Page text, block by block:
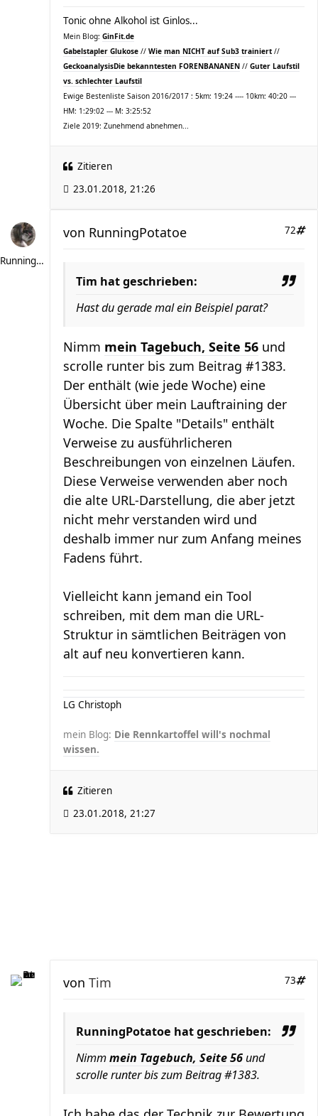
Tonic ohne Alkohol ist Ginlos...
Mein Blog: GinFit.de
Gabelstapler Glukose // Wie man NICHT auf Sub3 trainiert //
GeckoanalysisDie bekanntesten FORENBANANEN // Guter Laufstil
vs. schlechter Laufstil
Ewige Bestenliste Saison 2016/2017 : 5km: 19:24 ---- 10km: 40:20 ---
HM: 1:29:02 --- M: 3:25:52
Ziele 2019: Zunehmend abnehmen...
Zitieren
23.01.2018, 21:26
RunningPotatoe
72
von RunningPotatoe
Tim hat geschrieben:
Hast du gerade mal ein Beispiel parat?
Nimm mein Tagebuch, Seite 56 und
scrolle runter bis zum Beitrag #1383.
Der enthält (wie jede Woche) eine
Übersicht über mein Lauftraining der
Woche. Die Spalte "Details" enthält
Verweise zu ausführlicheren
Beschreibungen von einzelnen Läufen.
Diese Verweise verwenden aber noch
die alte URL-Darstellung, die aber jetzt
nicht mehr verstanden wird und
deshalb immer nur zum Anfang meines
Fadens führt.
Vielleicht kann jemand ein Tool
schreiben, mit dem man die URL-
Struktur in sämtlichen Beiträgen von
alt auf neu konvertieren kann.
LG Christoph
mein Blog: Die Rennkartoffel will's nochmal
wissen.
Zitieren
23.01.2018, 21:27
73
von Tim
RunningPotatoe hat geschrieben:
Nimmmein Tagebuch, Seite 56 und
scrolle runter bis zum Beitrag #1383.